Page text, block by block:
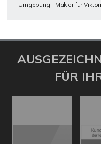
Umgebung
Makler für
FÜR